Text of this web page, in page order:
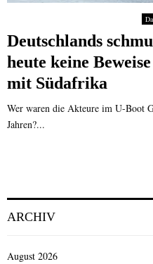
Deutschlands
heute keine
mit Südafrika
Wer waren die Akteure im U-Boot
Jahren?...
ARCHIV
August 2026